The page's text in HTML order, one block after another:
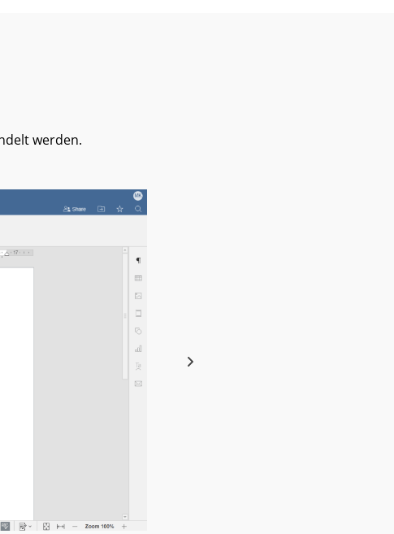
werden.